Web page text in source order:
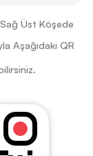
Üst Köşede
Aşağıdaki QR